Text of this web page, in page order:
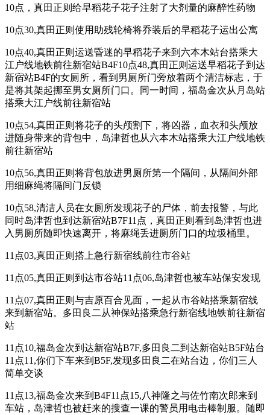
10点，真田正则给早稻花子花子注射了大剂量的麻醉性药物
10点30,真田正则使用助残轮椅将乔装后的早稻花子运出公寓
10点40,真田正则运送昏迷的早稻花子来到六本木站台搭乘大
江户线地铁前往新宿站B4F10点48,真田正则运送早稻花子到达
新宿站B4F的女厕所，看到男厕所门旁放着两个清洁标志，于
是将其架起挪至男女厕所门口。同一时间，福岛金次从月岛站
搭乘大江户线前往新宿站
10点54,真田正则将花子的头颅割下，将凶器，血衣和头颅放
进随身带来的背包中，岛津哲也从六本木站搭乘大江户线地铁
前往新宿站
10点56,真田正则将背包放进男厕所第一个隔间，从隔间外部
用细麻绳将隔间门反锁
10点58,清洁人员在女厕所发现花子的尸体，前去报警，与此
同时岛津哲也到达新宿站B7F11点，真田正则看到岛津哲也进
入男厕所随即快速离开，将麻绳丢进厕所门口的垃圾桶里。
11点03,真田正则搭上急行新宿线前往市谷站
11点05,真田正则到达市谷站11点06,岛津哲也被车站保安发现
11点07,真田正则与吉原百合见面，一起从市谷站搭乘新宿线
来到新宿站。多田良二从神保站搭乘急行新宿线地铁前往新宿
站
11点10,福岛金次到达新宿站B7F,多田良二到达新宿站B5F站台
11点11,你们下车来到B5F,发现多田良二在站台边，你们三人
简单交谈
11点13,福岛金次来到B4F11点15,八神隆之与佐竹南次郎来到
车站，岛津哲也被赶来的搜查一课的警员用电击棒制服。随即